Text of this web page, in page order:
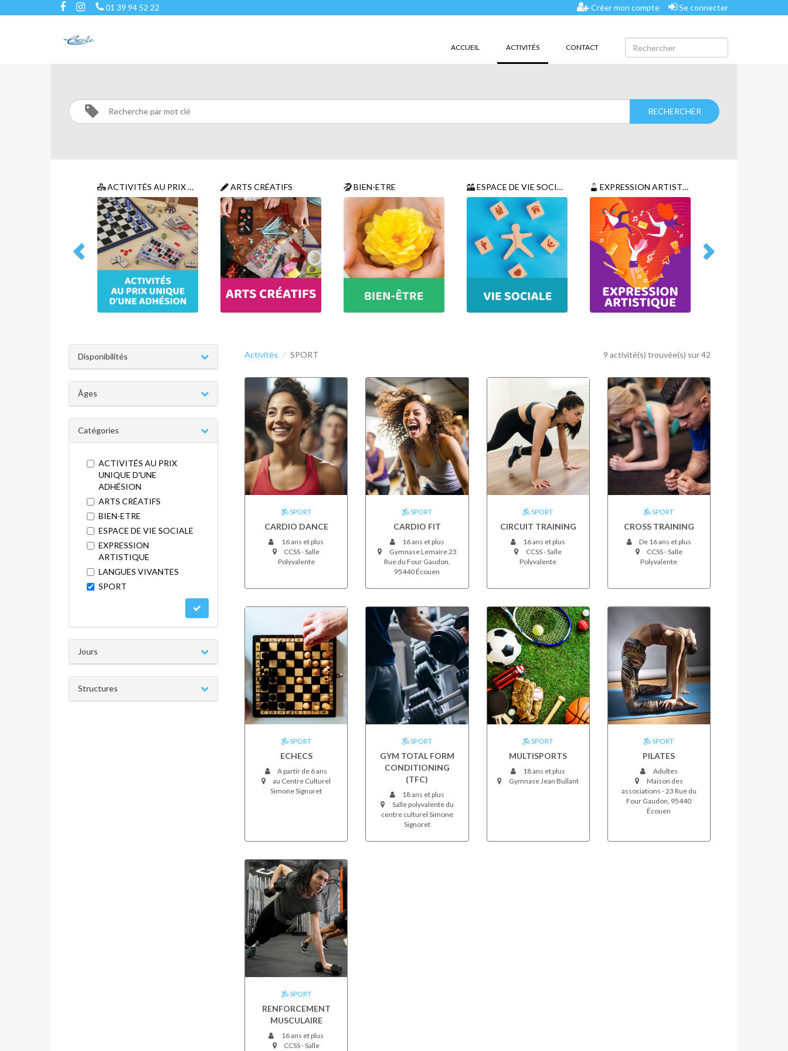
01 39 94 52 22 Créer mon compte Se connecter
ACCUEIL ACTIVITÉS(CURRENT)CONTACT
SPORT
Activités
ACTIVITÉS AU PRIX UNIQUE D'UNE ADHÉSION ARTS CRÉATIFS BIEN-ETRE ESPACE DE VIE SOCIALE EXPRESSION ARTISTIQUE
Disponibilités
Âges
Catégories
ACTIVITÉS AU PRIX
UNIQUE D'UNE
ADHÉSION
ARTS CRÉATIFS
BIEN-ETRE
ESPACE DE VIE SOCIALE
EXPRESSION
ARTISTIQUE
LANGUES VIVANTES
SPORT
Jours
Structures
Activités SPORT 9 activité(s) trouvée(s) sur 42
SPORT
CARDIO DANCE
16 ans et plus
CCSS - Salle
Polyvalente
SPORT
CARDIO FIT
16 ans et plus
Gymnase Lemaire 23
Rue du Four Gaudon,
95440 Écouen
SPORT
CIRCUIT TRAINING
16 ans et plus
CCSS - Salle
Polyvalente
SPORT
CROSS TRAINING
De 16 ans et plus
CCSS - Salle
Polyvalente
SPORT
ECHECS
A partir de 6 ans
au Centre Culturel
Simone Signoret
SPORT
GYM TOTAL FORM
CONDITIONING
(TFC)
18 ans et plus
Salle polyvalente du
centre culturel Simone
Signoret
SPORT
MULTISPORTS
18 ans et plus
Gymnase Jean Bullant
SPORT
PILATES
Adultes
Maison des
associations - 23 Rue du
Four Gaudon, 95440
Écouen
SPORT
RENFORCEMENT
MUSCULAIRE
16 ans et plus
CCSS - Salle